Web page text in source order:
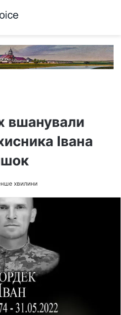
вшанували
Івана
хвилини